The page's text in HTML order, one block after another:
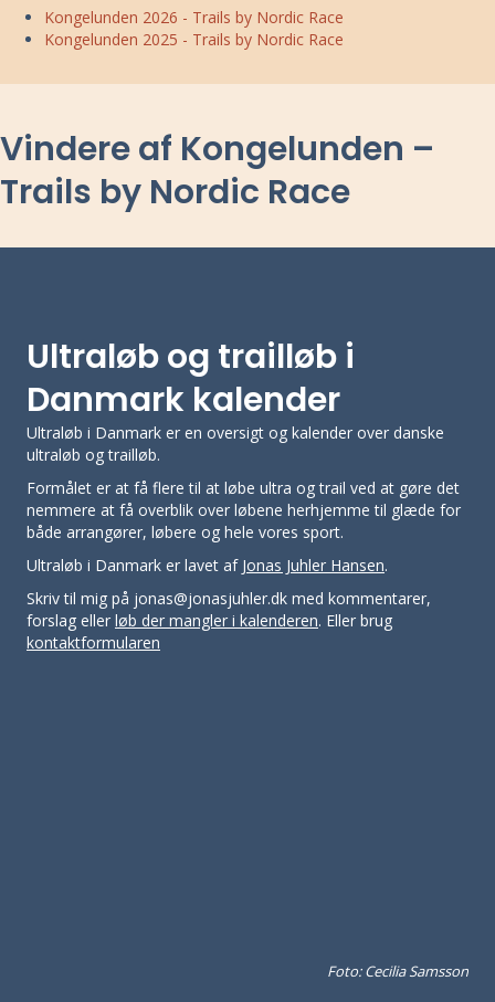
Kongelunden 2026 - Trails by Nordic Race
Kongelunden 2025 - Trails by Nordic Race
Vindere af Kongelunden –
Trails by Nordic Race
Ultraløb og trailløb i
Danmark kalender
Ultraløb i Danmark er en oversigt og kalender over danske
ultraløb og trailløb.
Formålet er at få flere til at løbe ultra og trail ved at gøre det
nemmere at få overblik over løbene herhjemme til glæde for
både arrangører, løbere og hele vores sport.
Ultraløb i Danmark er lavet af Jonas Juhler Hansen.
Skriv til mig på jonas@jonasjuhler.dk med kommentarer,
forslag eller løb der mangler i kalenderen. Eller brug
kontaktformularen
Foto: Cecilia Samsson